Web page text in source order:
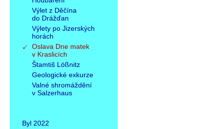
Výlet z Děčína
do Drážďan
Výlety po Jizerských
horách
Oslava Dne matek
v Kraslicích
Štamtiš Lößnitz
Geologické exkurze
Valné shromáždění
v Salzerhaus
Byl 2022